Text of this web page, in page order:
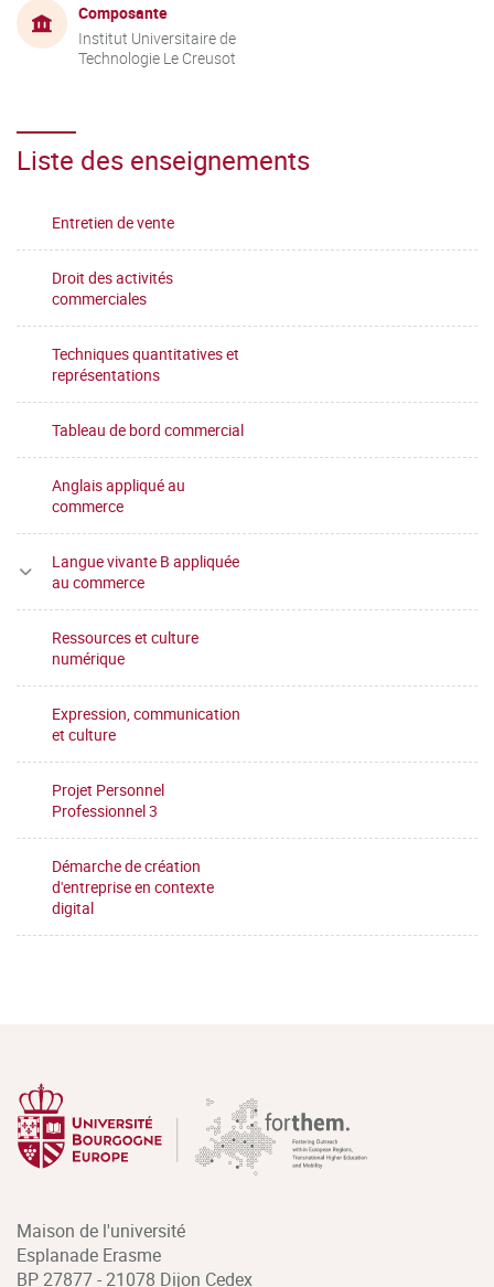
Composante
Institut Universitaire de
Technologie Le Creusot
Liste des enseignements
Entretien de vente
Droit des activités
commerciales
Techniques quantitatives et
représentations
Tableau de bord commercial
Anglais appliqué au
commerce
Langue vivante B appliquée
au commerce
Ressources et culture
numérique
Expression, communication
et culture
Projet Personnel
Professionnel 3
Démarche de création
d'entreprise en contexte
digital
Maison de l'université
Esplanade Erasme
BP 27877 - 21078 Dijon Cedex